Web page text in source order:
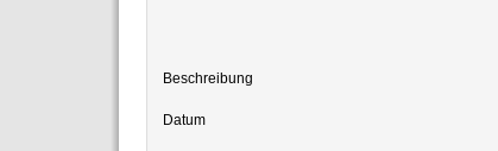
Beschreibung
Datum